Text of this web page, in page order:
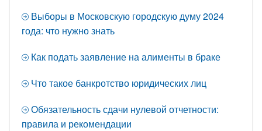
Выборы в Московскую городскую думу 2024
года: что нужно знать
Как подать заявление на алименты в браке
Что такое банкротство юридических лиц
Обязательность сдачи нулевой отчетности:
правила и рекомендации